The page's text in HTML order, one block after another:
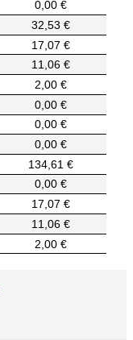
0,00 €
32,53 €
17,07 €
11,06 €
2,00 €
0,00 €
0,00 €
0,00 €
134,61 €
0,00 €
17,07 €
11,06 €
2,00 €